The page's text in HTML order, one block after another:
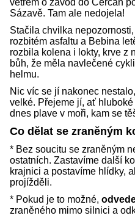
Sázavě. Tam ale nedojela!
Stačila chvilka
rozbitém asfaltu a Bebina
rozbila kolena i lokty, krve z
bůh, že měla navlečené
helmu.
Nic víc se jí nakonec
velké. Přejeme jí, ať
dnes plave v moři, kam se
Co dělat se zraněným
* Bez soucitu se zraněným
ostatních. Zastavíme další
krajnici a postavíme hlídky,
projížděli.
* Pokud je to možné,
zraněného mimo silnici a